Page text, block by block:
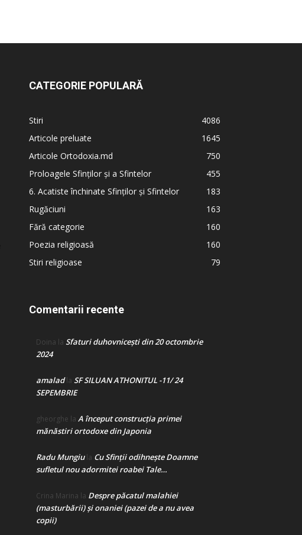
CATEGORIE POPULARĂ
Stiri
4086
Articole preluate
1645
Articole Ortodoxia.md
750
Proloagele Sfinților și a Sfintelor
455
6. Acatiste închinate Sfinților și Sfintelor
183
Rugăciuni
163
Fără categorie
160
Poezia religioasă
160
Stiri religioase
79
Comentarii recente
Doina la Sfaturi duhovnicești din 20 octombrie
2024
amaladla SF SILUAN ATHONITUL -11/ 24
SEPEMBRIE
gheorghe la A început construcţia primei
mănăstiri ortodoxe din Japonia
Radu Mungiula Cu Sfinții odihnește Doamne
sufletul nou adormitei roabei Tale…
Crina Marina la Despre păcatul malahiei
(masturbării) şi onaniei (pazei de a nu avea
copii)